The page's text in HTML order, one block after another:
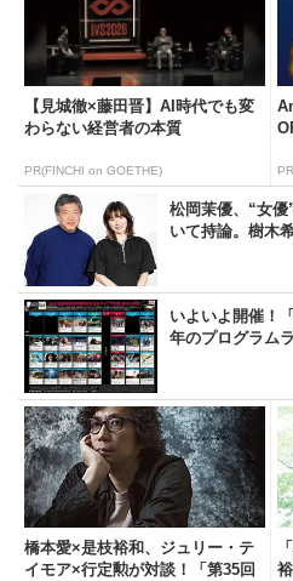
【見城徹×藤田晋】AI時代でも変
わらない経営者の本質
PR(FINCHI on GOETHE)
松岡茉優、“女
いて持論。樹木
いよいよ開催！
年のプログラム
橋本愛×是枝裕和、ジュリー・テ
イモア×行定勲が対談！「第35回